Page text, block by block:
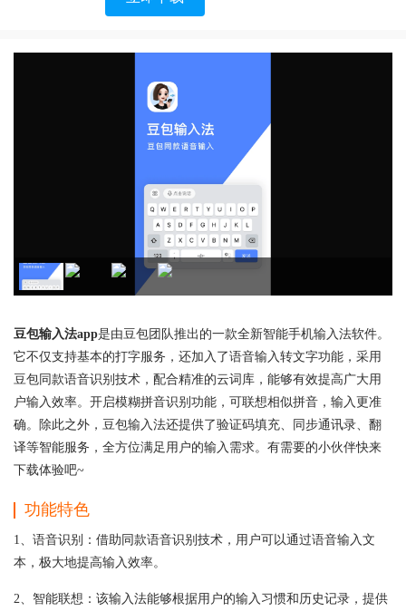
豆包输入法app是由豆包团队推出的一款全新智能手机输入法软件。
它不仅支持基本的打字服务，还加入了语音输入转文字功能，采用
豆包同款语音识别技术，配合精准的云词库，能够有效提高广大用
户输入效率。开启模糊拼音识别功能，可联想相似拼音，输入更准
确。除此之外，豆包输入法还提供了验证码填充、同步通讯录、翻
译等智能服务，全方位满足用户的输入需求。有需要的小伙伴快来
下载体验吧~
功能特色
1、语音识别：借助同款语音识别技术，用户可以通过语音输入文
本，极大地提高输入效率。
2、智能联想：该输入法能够根据用户的输入习惯和历史记录，提供